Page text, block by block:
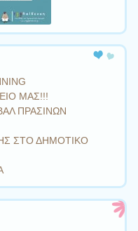
ΜΑΣ!!!
ΠΡΑΣΙΝΩΝ
ΣΤΟ ΔΗΜΟΤΙΚΟ